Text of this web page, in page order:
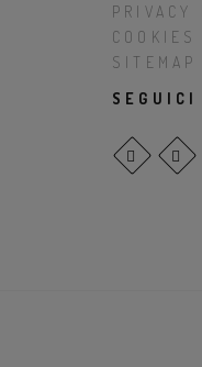
PRIVACY
COOKIES
SITEMAP
SEGUICI